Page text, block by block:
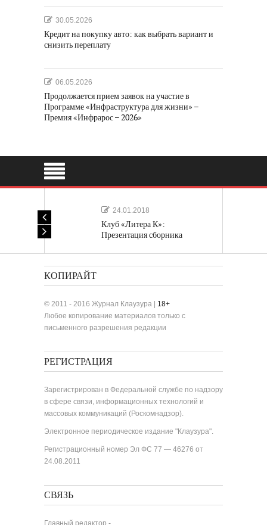
30.05.2026
Кредит на покупку авто: как выбрать вариант и
снизить переплату
06.05.2026
Продолжается прием заявок на участие в
Программе «Инфраструктура для жизни» –
Премия «Инфрарос – 2026»
24.01.2018
Клуб «Литера К»:
Презентация сборника
КОПИРАЙТ
© 2011 - 2016 Журнал Клаузура | 18+
Любое копирование материалов только с
письменного разрешения редакции
РЕГИСТРАЦИЯ
Зарегистрирован в Федеральной службе по надзору
в сфере связи, информационных технологий и
массовых коммуникаций (Роскомнадзор).
Электронное периодическое издание "Клаузура".
Регистрационный номер Эл ФС 77 — 46276 от
24.08.2011
СВЯЗЬ
Главный редактор -